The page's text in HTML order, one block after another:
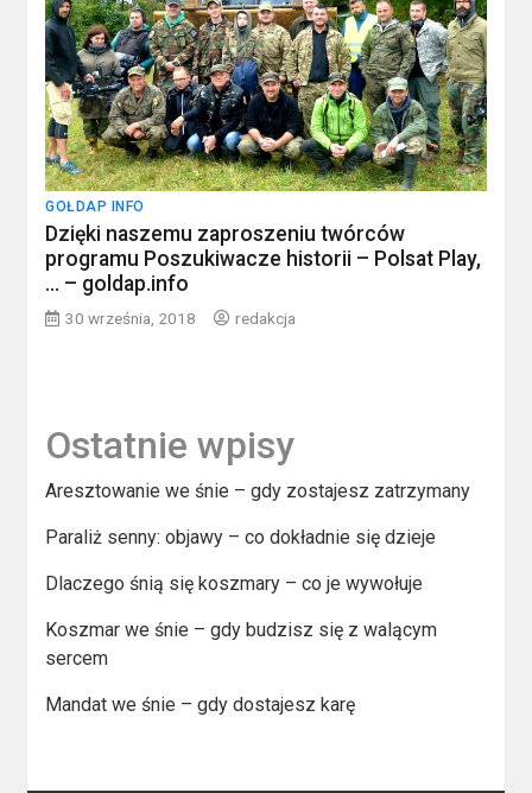
GOŁDAP INFO
Dzięki naszemu zaproszeniu twórców
programu Poszukiwacze historii – Polsat Play,
… – goldap.info
30 września, 2018 redakcja
Ostatnie wpisy
Aresztowanie we śnie – gdy zostajesz zatrzymany
Paraliż senny: objawy – co dokładnie się dzieje
Dlaczego śnią się koszmary – co je wywołuje
Koszmar we śnie – gdy budzisz się z walącym
sercem
Mandat we śnie – gdy dostajesz karę